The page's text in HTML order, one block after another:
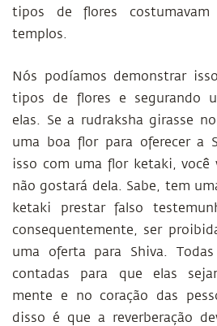
tipos de flores
templos.
Nós podíamos demonstrar
tipos de flores e segurando
elas. Se a rudraksha girasse
uma boa flor para oferecer a
isso com uma flor ketaki, você
não gostará dela. Sabe, tem
ketaki prestar falso
consequentemente, ser
uma oferta para Shiva.
contadas para que elas
mente e no coração das
disso é que a reverberação